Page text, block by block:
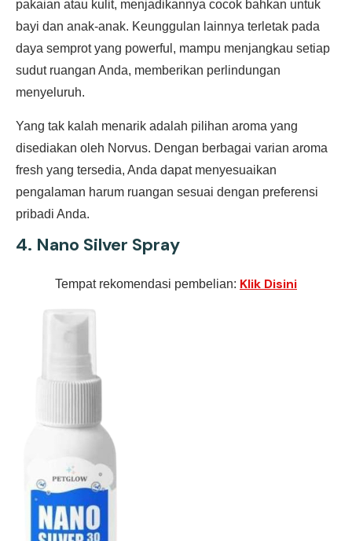
pakaian atau kulit, menjadikannya cocok bahkan untuk
bayi dan anak-anak. Keunggulan lainnya terletak pada
daya semprot yang powerful, mampu menjangkau setiap
sudut ruangan Anda, memberikan perlindungan
menyeluruh.
Yang tak kalah menarik adalah pilihan aroma yang
disediakan oleh Norvus. Dengan berbagai varian aroma
fresh yang tersedia, Anda dapat menyesuaikan
pengalaman harum ruangan sesuai dengan preferensi
pribadi Anda.
4. Nano Silver Spray
Tempat rekomendasi pembelian: Klik Disini